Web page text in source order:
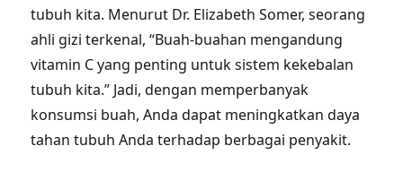
tubuh kita. Menurut Dr. Elizabeth Somer, seorang
ahli gizi terkenal, “Buah-buahan mengandung
vitamin C yang penting untuk sistem kekebalan
tubuh kita.” Jadi, dengan memperbanyak
konsumsi buah, Anda dapat meningkatkan daya
tahan tubuh Anda terhadap berbagai penyakit.